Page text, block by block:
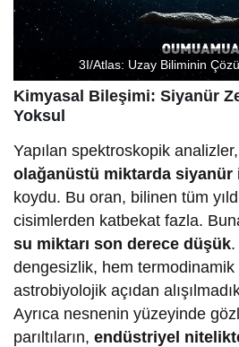
3I/Atlas: Uzay Biliminin
Kimyasal Bileşimi: Siyanür
Yoksul
Yapılan spektroskopik analizler,
olağanüstü miktarda siyanür
koydu. Bu oran, bilinen tüm
cisimlerden katbekat fazla.
su miktarı son derece düşük
dengesizlik, hem termodinamik
astrobiyolojik açıdan
Ayrıca nesnenin yüzeyinde
parıltıların,endüstriyel